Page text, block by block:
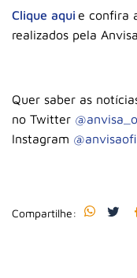
Clique aqui e confira
realizados pela
Quer saber as
no Twitter
Instagram
Compartilhe: